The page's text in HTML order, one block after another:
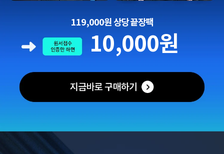
119,000원 상당 끝장팩
10,000원